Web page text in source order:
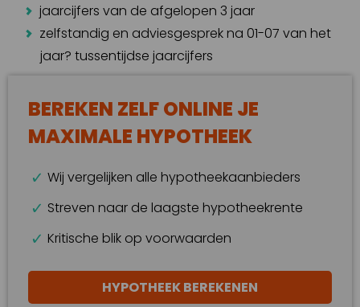
jaarcijfers van de afgelopen 3 jaar
zelfstandig en adviesgesprek na 01-07 van het
jaar? tussentijdse jaarcijfers
BEREKEN ZELF ONLINE JE
MAXIMALE HYPOTHEEK
Wij vergelijken alle hypotheekaanbieders
Streven naar de laagste hypotheekrente
Kritische blik op voorwaarden
HYPOTHEEK BEREKENEN